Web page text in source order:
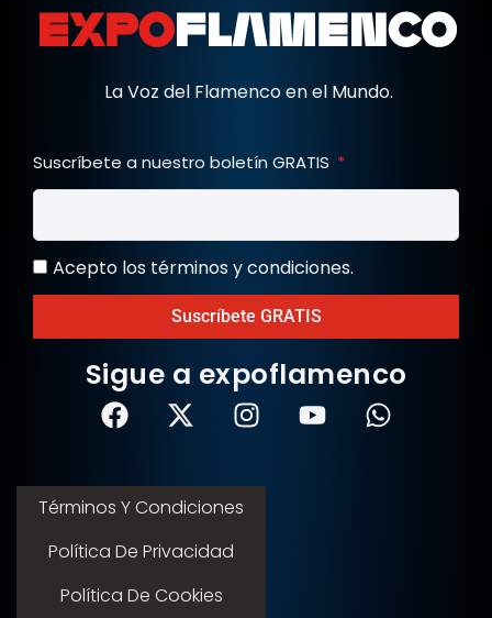
La Voz del Flamenco en el Mundo.
Suscríbete a nuestro boletín GRATIS
Acepto los términos y condiciones.
Suscríbete GRATIS
Sigue a expoflamenco
Términos Y Condiciones
Política De Privacidad
Política De Cookies